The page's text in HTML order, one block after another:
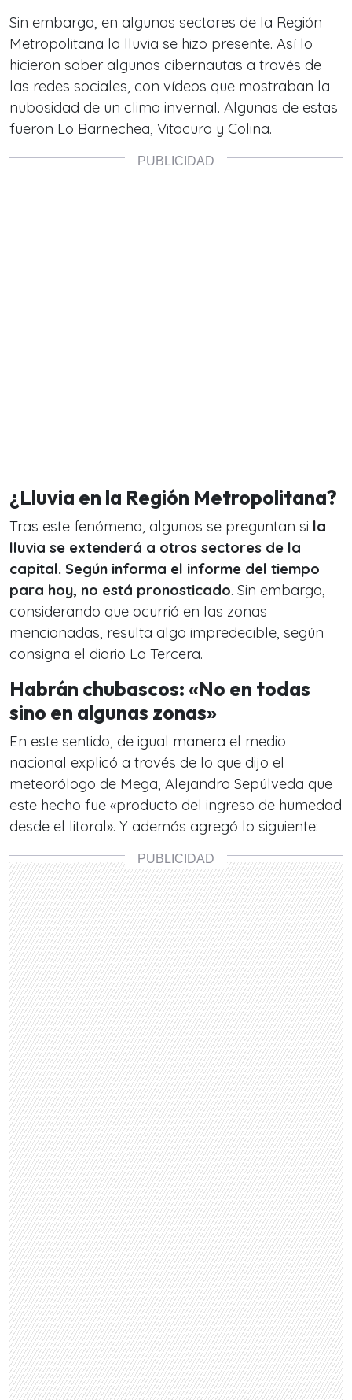
Sin embargo, en algunos sectores de la Región
Metropolitana la lluvia se hizo presente. Así lo
hicieron saber algunos cibernautas a través de
las redes sociales, con vídeos que mostraban la
nubosidad de un clima invernal. Algunas de estas
fueron Lo Barnechea, Vitacura y Colina.
¿Lluvia en la Región Metropolitana?
Tras este fenómeno, algunos se preguntan si la
lluvia se extenderá a otros sectores de la
capital. Según informa el informe del tiempo
para hoy, no está pronosticado. Sin embargo,
considerando que ocurrió en las zonas
mencionadas, resulta algo impredecible, según
consigna el diario La Tercera.
Habrán chubascos: «No en todas
sino en algunas zonas»
En este sentido, de igual manera el medio
nacional explicó a través de lo que dijo el
meteorólogo de Mega, Alejandro Sepúlveda que
este hecho fue «producto del ingreso de humedad
desde el litoral». Y además agregó lo siguiente: